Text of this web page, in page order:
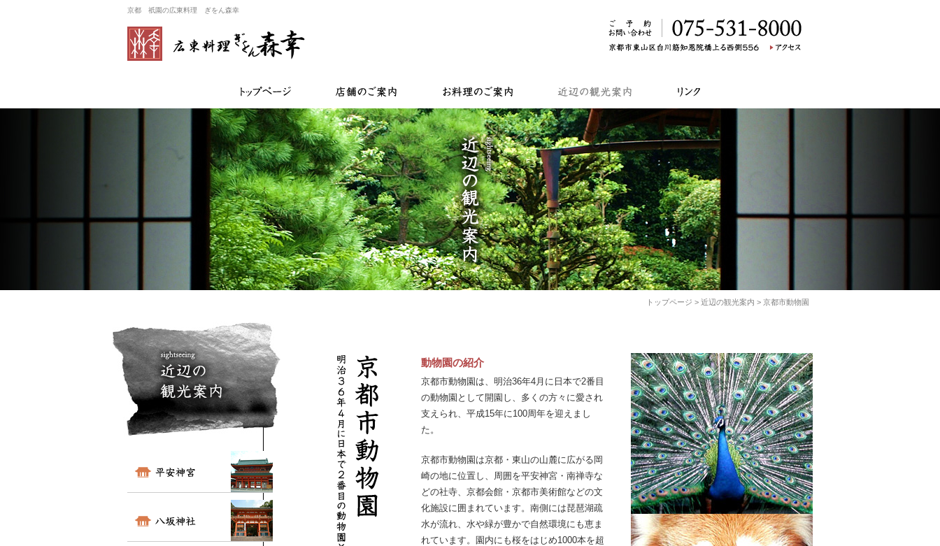
京都 祇園の広東料理 ぎをん森幸
トップページ > 近辺の観光案内 > 京都市動物園
動物園の紹介
京都市動物園は、明治36年4月に日本で2番目
の動物園として開園し、多くの方々に愛され
支えられ、平成15年に100周年を迎えまし
た。
京都市動物園は京都・東山の山麓に広がる岡
崎の地に位置し、周囲を平安神宮・南禅寺な
どの社寺、京都会館・京都市美術館などの文
化施設に囲まれています。南側には琵琶湖疏
水が流れ、水や緑が豊かで自然環境にも恵ま
れています。園内にも桜をはじめ1000本を超